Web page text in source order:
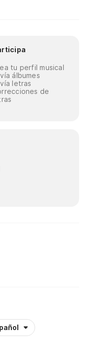
tu perfil musical
álbumes
letras
de